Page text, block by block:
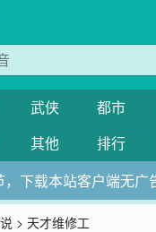
武侠 都市
其他 排行
，下载本站客户端无广
> 天才维修工